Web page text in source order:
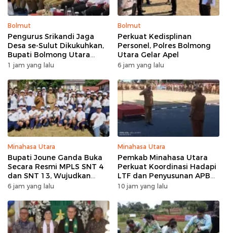
Bolmut
Pengurus Srikandi Jaga
Desa se-Sulut Dikukuhkan,
Bupati Bolmong Utara
Sampaikan Pesan ini
1 jam yang lalu
Bolmut
Perkuat Kedisplinan
Personel, Polres Bolmong
Utara Gelar Apel
6 jam yang lalu
Minahasa Utara
Bupati Joune Ganda Buka
Secara Resmi MPLS SNT 4
dan SNT 13, Wujudkan
Sinergi Pendidikan Menuju
6 jam yang lalu
Minahasa Utara
Pemkab Minahasa Utara
Perkuat Koordinasi Hadapi
LTF dan Penyusunan APBD
2027 lewat Apel Bersama
10 jam yang lalu